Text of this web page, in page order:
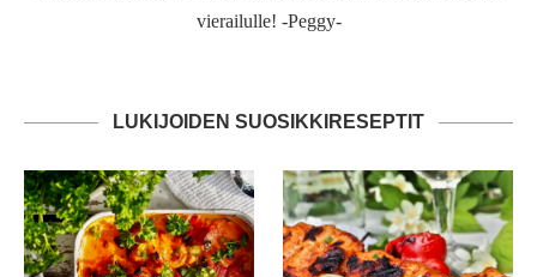
vierailulle! -Peggy-
LUKIJOIDEN SUOSIKKIRESEPTIT